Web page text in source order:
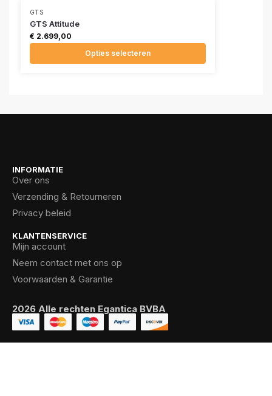
GTS
GTS Attitude
€ 2.699,00
Opties selecteren
INFORMATIE
Over ons
Verzending & Retourneren
Privacy beleid
KLANTENSERVICE
Mijn account
Neem contact met ons op
Voorwaarden & Garantie
2026 Alle rechten Egantica BVBA